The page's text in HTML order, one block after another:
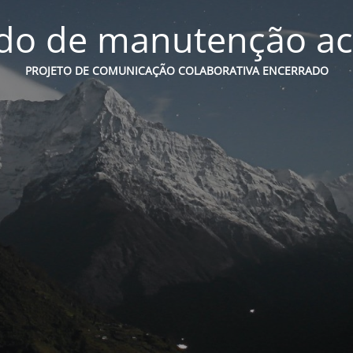
de manutenção
PROJETO DE COMUNICAÇÃO COLABORATIVA ENCERRADO